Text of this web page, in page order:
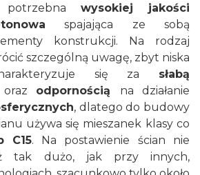
potrzebna wysokiej jakości
spajająca ze sobą
konstrukcji. Na rodzaj
szczególną uwagę, zbyt niska
się za słabą
oraz odpornością na działanie
, dlatego do budowy
używa się mieszanek klasy co
C15. Na postawienie ścian nie
tak dużo, jak przy innych,